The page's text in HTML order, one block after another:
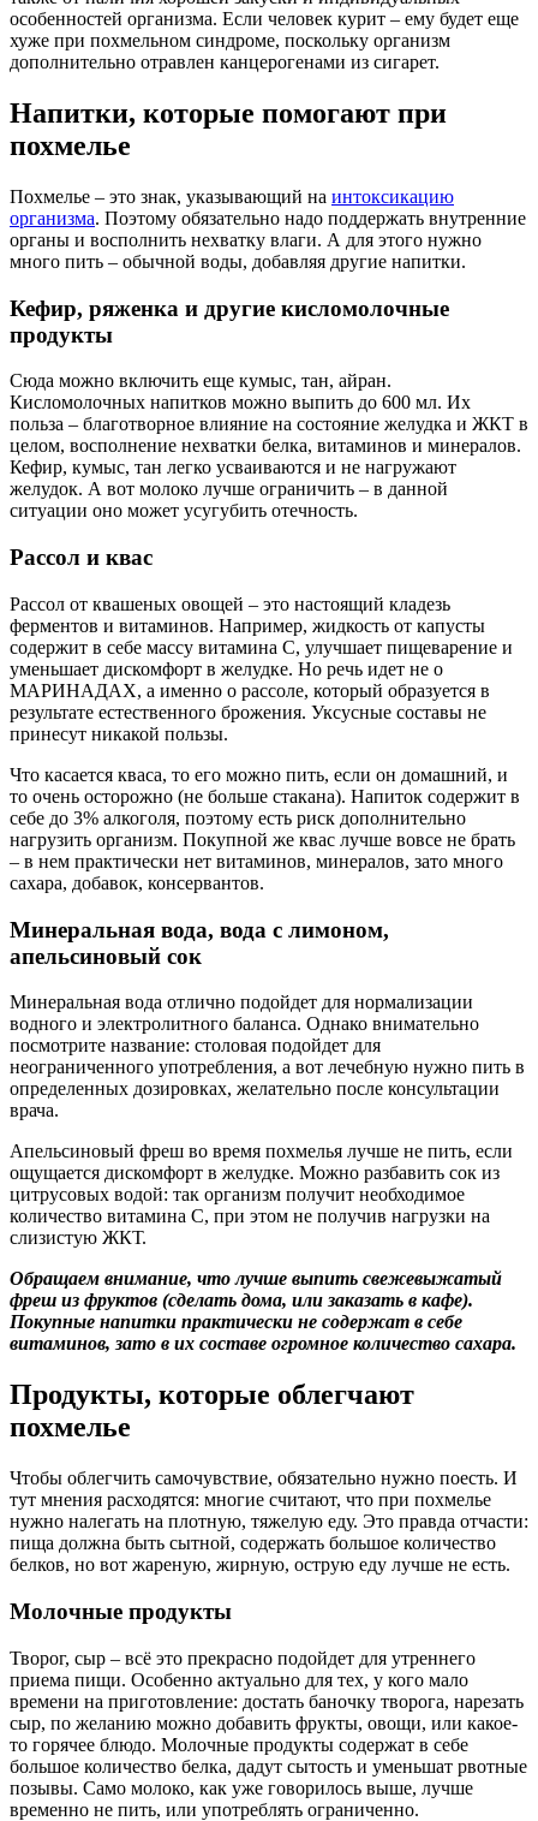
особенностей организма. Если человек курит – ему будет еще
хуже при похмельном синдроме, поскольку организм
дополнительно отравлен канцерогенами из сигарет.
Напитки, которые помогают при
похмелье
Похмелье – это знак, указывающий на интоксикацию
организма. Поэтому обязательно надо поддержать внутренние
органы и восполнить нехватку влаги. А для этого нужно
много пить – обычной воды, добавляя другие напитки.
Кефир, ряженка и другие кисломолочные
продукты
Сюда можно включить еще кумыс, тан, айран.
Кисломолочных напитков можно выпить до 600 мл. Их
польза – благотворное влияние на состояние желудка и ЖКТ в
целом, восполнение нехватки белка, витаминов и минералов.
Кефир, кумыс, тан легко усваиваются и не нагружают
желудок. А вот молоко лучше ограничить – в данной
ситуации оно может усугубить отечность.
Рассол и квас
Рассол от квашеных овощей – это настоящий кладезь
ферментов и витаминов. Например, жидкость от капусты
содержит в себе массу витамина С, улучшает пищеварение и
уменьшает дискомфорт в желудке. Но речь идет не о
МАРИНАДАХ, а именно о рассоле, который образуется в
результате естественного брожения. Уксусные составы не
принесут никакой пользы.
Что касается кваса, то его можно пить, если он домашний, и
то очень осторожно (не больше стакана). Напиток содержит в
себе до 3% алкоголя, поэтому есть риск дополнительно
нагрузить организм. Покупной же квас лучше вовсе не брать
– в нем практически нет витаминов, минералов, зато много
сахара, добавок, консервантов.
Минеральная вода, вода с лимоном,
апельсиновый сок
Минеральная вода отлично подойдет для нормализации
водного и электролитного баланса. Однако внимательно
посмотрите название: столовая подойдет для
неограниченного употребления, а вот лечебную нужно пить в
определенных дозировках, желательно после консультации
врача.
Апельсиновый фреш во время похмелья лучше не пить, если
ощущается дискомфорт в желудке. Можно разбавить сок из
цитрусовых водой: так организм получит необходимое
количество витамина С, при этом не получив нагрузки на
слизистую ЖКТ.
Обращаем внимание, что лучше выпить свежевыжатый
фреш из фруктов (сделать дома, или заказать в кафе).
Покупные напитки практически не содержат в себе
витаминов, зато в их составе огромное количество сахара.
Продукты, которые облегчают
похмелье
Чтобы облегчить самочувствие, обязательно нужно поесть. И
тут мнения расходятся: многие считают, что при похмелье
нужно налегать на плотную, тяжелую еду. Это правда отчасти:
пища должна быть сытной, содержать большое количество
белков, но вот жареную, жирную, острую еду лучше не есть.
Молочные продукты
Творог, сыр – всё это прекрасно подойдет для утреннего
приема пищи. Особенно актуально для тех, у кого мало
времени на приготовление: достать баночку творога, нарезать
сыр, по желанию можно добавить фрукты, овощи, или какое-
то горячее блюдо. Молочные продукты содержат в себе
большое количество белка, дадут сытость и уменьшат рвотные
позывы. Само молоко, как уже говорилось выше, лучше
временно не пить, или употреблять ограниченно.